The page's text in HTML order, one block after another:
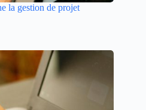
la gestion de projet